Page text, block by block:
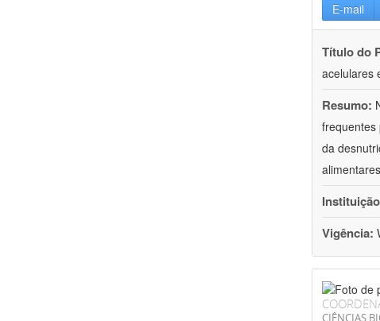
E-mail
Título do
acelulares
Resumo:
frequentes
da
Vigência:
CIÊNCIAS